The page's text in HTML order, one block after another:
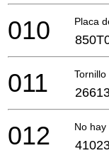
Placa
010
011
No hay
012